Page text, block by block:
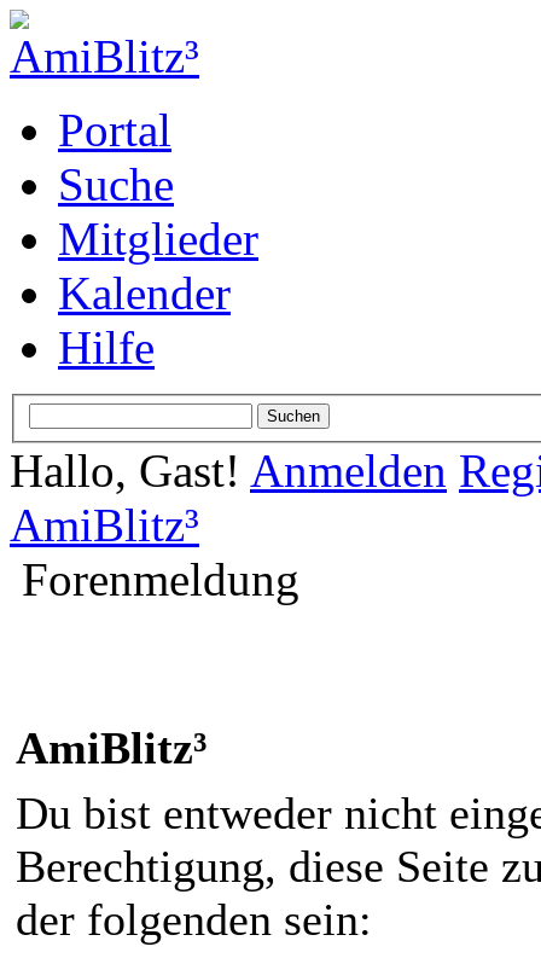
Portal
Suche
Mitglieder
Kalender
Hilfe
Hallo, Gast! Anmelden
AmiBlitz³
Forenmeldung
AmiBlitz³
Du bist entweder nicht
Berechtigung, diese Seite
der folgenden sein: